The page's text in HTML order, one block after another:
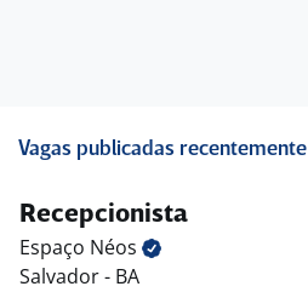
Vagas publicadas recentemente
Recepcionista
Espaço Néos
Salvador - BA